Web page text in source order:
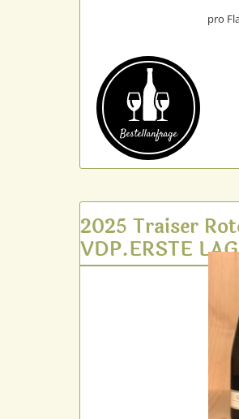
pro
Bestell­anfrage
2025 Traiser
VDP.ERSTE